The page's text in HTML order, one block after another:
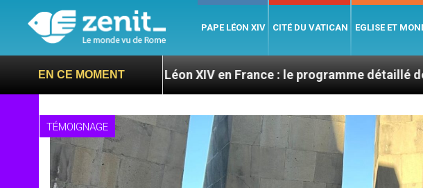
PAPE LÉON XIV CITÉ DU VATICAN EGLISE ET
EN CE MOMENT
Léon XIV en France : le programme détaillé de sa visite en
TÉMOIGNAGE